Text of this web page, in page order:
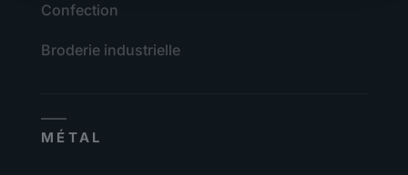
Confection
Broderie industrielle
MÉTAL